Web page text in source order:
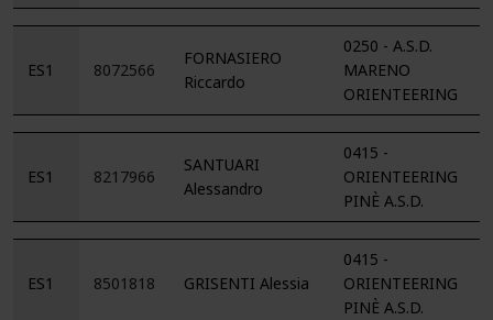
ES1 8072566
FORNASIERO
Riccardo
0250 - A.S.D.
MARENO
ORIENTEERING
ES1 8217966
SANTUARI
Alessandro
0415 -
ORIENTEERING
PINÈ A.S.D.
ES1 8501818 GRISENTI Alessia
0415 -
ORIENTEERING
PINÈ A.S.D.